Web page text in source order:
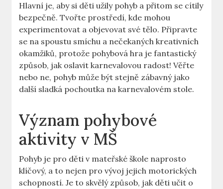
Hlavní je, aby‍ si děti ⁢užily pohyb a přitom se cítily
bezpečně. Tvořte prostředí, kde mohou
experimentovat a objevovat své tělo. Připravte
se ⁣na spoustu smíchu a nečekaných kreativních
okamžiků, protože pohybová hra je fantastický ​
způsob, jak oslavit karnevalovou radost! Věřte
nebo ne, pohyb může být stejně zábavný jako⁤
další⁤ sladká ‌pochoutka ‍na karnevalovém stole.
Význam pohybové
aktivity v MŠ
Pohyb je pro děti v mateřské⁣ škole naprosto
klíčový, a to nejen pro vývoj jejich motorických
schopností. Je to skvělý způsob, jak děti ⁢učit o